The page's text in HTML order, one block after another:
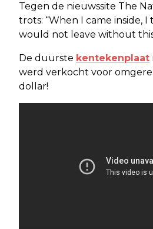
Tegen de nieuwssite The
trots: “When I came inside, I
would not leave without
De duurste kentekenplaat
werd verkocht voor
dollar!